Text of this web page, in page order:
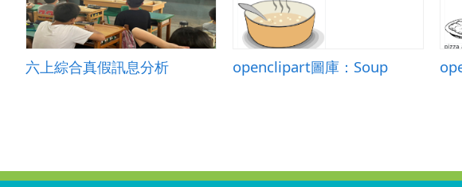
六上綜合真假訊息分析 openclipart圖庫：Soup